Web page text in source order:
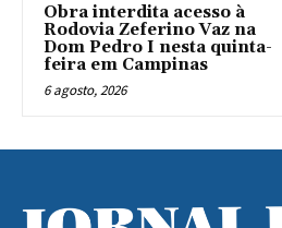
Obra interdita acesso à
Rodovia Zeferino Vaz na
Dom Pedro I nesta quinta-
feira em Campinas
6 agosto, 2026